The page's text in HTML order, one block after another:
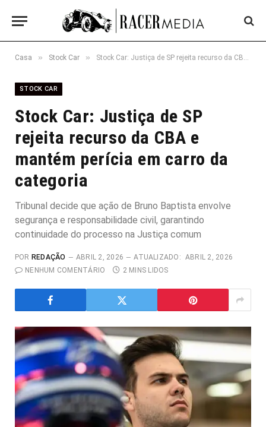
Casa » Stock Car » Stock Car: Justiça de SP rejeita recurso da CBA e mantém perícia em carro da categoria
STOCK CAR
Stock Car: Justiça de SP
rejeita recurso da CBA e
mantém perícia em carro da
categoria
Tribunal decide que ação de Bruno Baptista envolve
segurança e responsabilidade civil, garantindo
continuidade do processo na Justiça comum
POR REDAÇÃO ABRIL 2, 2026 ATUALIZADO: ABRIL 2, 2026
NENHUM COMENTÁRIO
2 MINS LIDOS